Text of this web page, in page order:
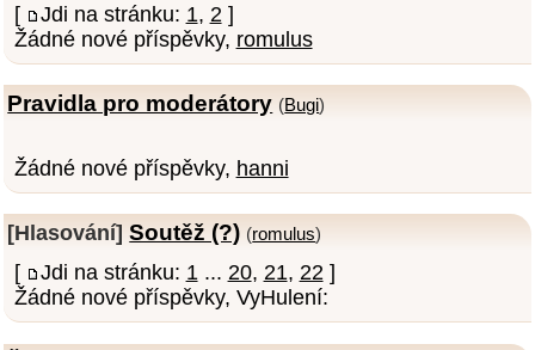
[ Jdi na stránku: 1, 2 ]
Žádné nové příspěvky, romulus
Pravidla pro moderátory (Bugi)
Žádné nové příspěvky, hanni
[Hlasování] Soutěž (?) (romulus)
[ Jdi na stránku: 1... 20, 21, 22]
Žádné nové příspěvky, VyHulení: